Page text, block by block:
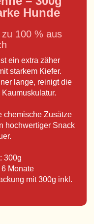
Hunde
100 % aus
ein extra zäher
starkem Kiefer.
lange, reinigt die
chemische Zusätze
hochwertiger Snack
300g
Monate
mit 300g inkl.